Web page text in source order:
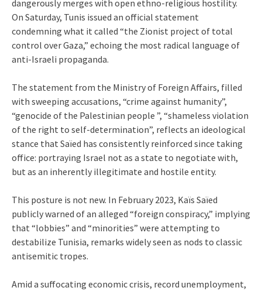
dangerously merges with open ethno-religious hostility.
On Saturday, Tunis issued an official statement
condemning what it called “the Zionist project of total
control over Gaza,” echoing the most radical language of
anti-Israeli propaganda.
The statement from the Ministry of Foreign Affairs, filled
with sweeping accusations, “crime against humanity”,
“genocide of the Palestinian people ”, “shameless violation
of the right to self-determination”, reflects an ideological
stance that Saïed has consistently reinforced since taking
office: portraying Israel not as a state to negotiate with,
but as an inherently illegitimate and hostile entity.
This posture is not new. In February 2023, Kaïs Saïed
publicly warned of an alleged “foreign conspiracy,” implying
that “lobbies” and “minorities” were attempting to
destabilize Tunisia, remarks widely seen as nods to classic
antisemitic tropes.
Amid a suffocating economic crisis, record unemployment,